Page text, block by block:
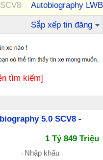
Autobiography
Sắp xếp tin đăng
tìm kiếm]
5.0 SCV8 -
1 Tỷ 849 Triệu
Nhập khẩu